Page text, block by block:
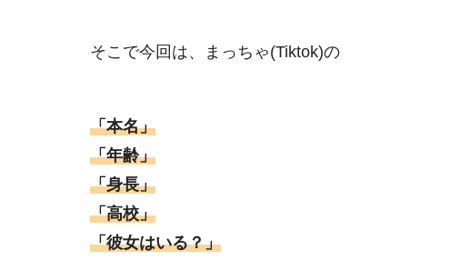
そこで今回は、まっちゃ(Tiktok)の
「本名」
「年齢」
「身長」
「高校」
「彼女はいる？」